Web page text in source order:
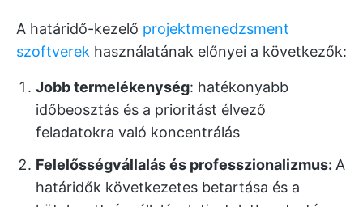
A határidő-kezelő projektmenedzsment
szoftverek használatának előnyei a következők:
Jobb termelékenység: hatékonyabb
időbeosztás és a prioritást élvező
feladatokra való koncentrálás
Felelősségvállalás és professzionalizmus: A
határidők következetes betartása és a